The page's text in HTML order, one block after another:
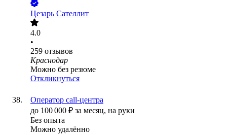
Цезарь Сателлит
4.0
•
259 отзывов
Краснодар
Можно без резюме
Откликнуться
Оператор call-центра
до 100 000 ₽ за месяц, на руки
Без опыта
Можно удалённо